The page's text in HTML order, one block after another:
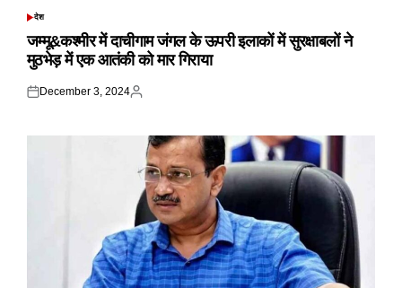
POSTED
देश
जम्मू&कश्मीर में दाचीगाम जंगल के ऊपरी इलाकों में सुरक्षाबलों ने
मुठभेड़ में एक आतंकी को मार गिराया
Posted
December 3, 2024
Posted